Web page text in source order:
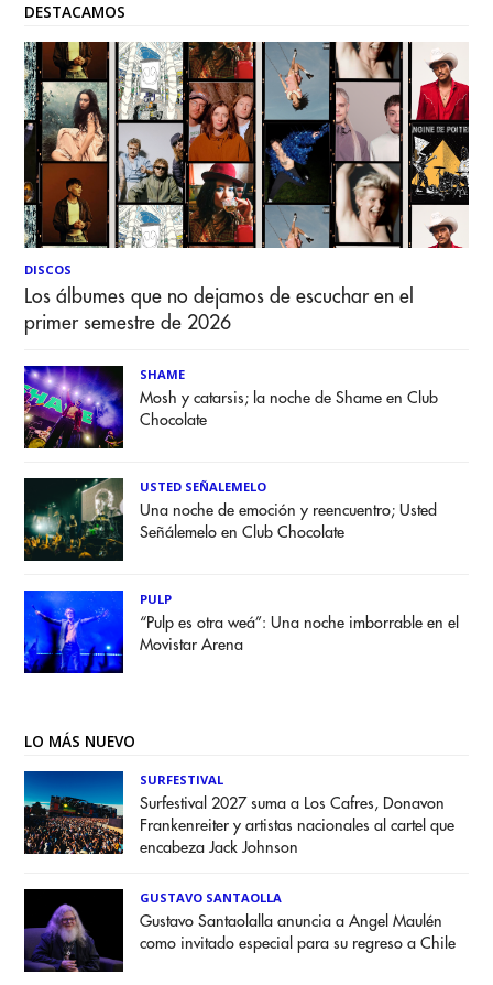
DESTACAMOS
DISCOS
Los álbumes que no dejamos de escuchar en el
primer semestre de 2026
SHAME
Mosh y catarsis; la noche de Shame en Club
Chocolate
USTED SEÑALEMELO
Una noche de emoción y reencuentro; Usted
Señálemelo en Club Chocolate
PULP
“Pulp es otra weá”: Una noche imborrable en el
Movistar Arena
LO MÁS NUEVO
SURFESTIVAL
Surfestival 2027 suma a Los Cafres, Donavon
Frankenreiter y artistas nacionales al cartel que
encabeza Jack Johnson
GUSTAVO SANTAOLLA
Gustavo Santaolalla anuncia a Angel Maulén
como invitado especial para su regreso a Chile